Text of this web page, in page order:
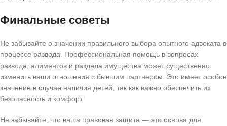
Финальные советы
Не забывайте о значении правильного выбора опытного адвоката в
процессе развода. Профессиональная помощь в вопросах
развода, алиментов и раздела имущества может существенно
изменить ваши отношения с бывшим партнером. Это имеет особое
значение в случае наличия детей, так как важно обеспечить их
безопасность и комфорт.
Не забывайте, что ваша правовая защита — это основа для